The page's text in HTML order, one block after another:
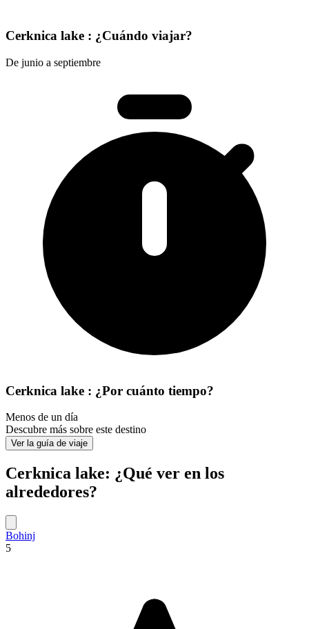
Cerknica lake : ¿Cuándo viajar?
De junio a septiembre
Cerknica lake : ¿Por cuánto tiempo?
Menos de un día
Descubre más sobre este destino
Ver la guía de viaje
Cerknica lake: ¿Qué ver en los
alrededores?
Bohinj
5